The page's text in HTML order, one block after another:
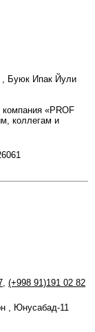
, Буюк Ипак Йули
компания «PROF
коллегам и
(+998 91)191 02 82
, Юнусабад-11